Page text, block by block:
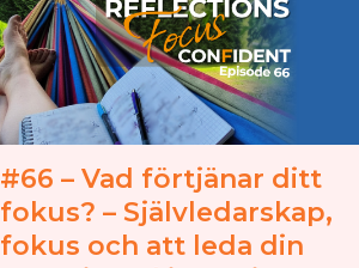
#66 – Vad förtjänar ditt
fokus? – Självledarskap,
fokus och att leda din